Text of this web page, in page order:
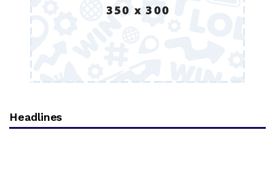
Headlines